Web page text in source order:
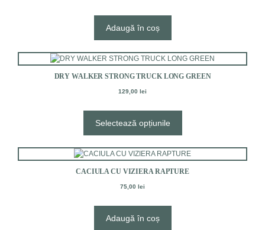
Adaugă în coș
DRY WALKER STRONG TRUCK LONG GREEN
129,00 lei
Selectează opțiunile
produs
fi
alese
CACIULA CU VIZIERA RAPTURE
75,00 lei
Adaugă în coș